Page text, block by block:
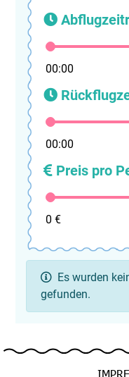
00:00
00:00
Preis pro
0 €
Es wurden
gefunden.